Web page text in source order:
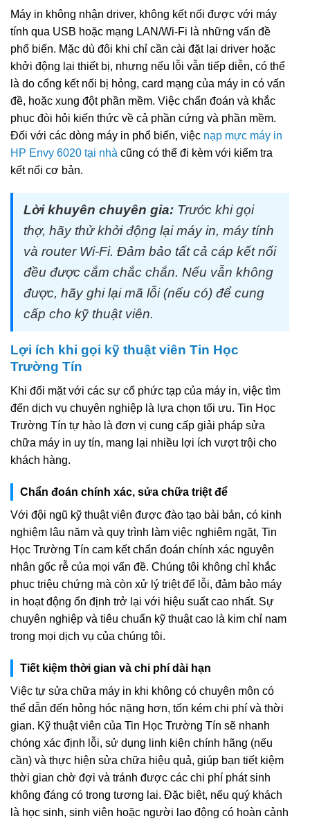
Máy in không nhận driver, không kết nối được với máy
tính qua USB hoặc mạng LAN/Wi-Fi là những vấn đề
phổ biến. Mặc dù đôi khi chỉ cần cài đặt lại driver hoặc
khởi động lại thiết bị, nhưng nếu lỗi vẫn tiếp diễn, có thể
là do cổng kết nối bị hỏng, card mạng của máy in có vấn
đề, hoặc xung đột phần mềm. Việc chẩn đoán và khắc
phục đòi hỏi kiến thức về cả phần cứng và phần mềm.
Đối với các dòng máy in phổ biến, việc nạp mực máy in
HP Envy 6020 tại nhà cũng có thể đi kèm với kiểm tra
kết nối cơ bản.
Lời khuyên chuyên gia: Trước khi gọi
thợ, hãy thử khởi động lại máy in, máy tính
và router Wi-Fi. Đảm bảo tất cả cáp kết nối
đều được cắm chắc chắn. Nếu vẫn không
được, hãy ghi lại mã lỗi (nếu có) để cung
cấp cho kỹ thuật viên.
Lợi ích khi gọi kỹ thuật viên Tin Học
Trường Tín
Khi đối mặt với các sự cố phức tạp của máy in, việc tìm
đến dịch vụ chuyên nghiệp là lựa chọn tối ưu. Tin Học
Trường Tín tự hào là đơn vị cung cấp giải pháp sửa
chữa máy in uy tín, mang lại nhiều lợi ích vượt trội cho
khách hàng.
Chẩn đoán chính xác, sửa chữa triệt để
Với đội ngũ kỹ thuật viên được đào tạo bài bản, có kinh
nghiệm lâu năm và quy trình làm việc nghiêm ngặt, Tin
Học Trường Tín cam kết chẩn đoán chính xác nguyên
nhân gốc rễ của mọi vấn đề. Chúng tôi không chỉ khắc
phục triệu chứng mà còn xử lý triệt để lỗi, đảm bảo máy
in hoạt động ổn định trở lại với hiệu suất cao nhất. Sự
chuyên nghiệp và tiêu chuẩn kỹ thuật cao là kim chỉ nam
trong mọi dịch vụ của chúng tôi.
Tiết kiệm thời gian và chi phí dài hạn
Việc tự sửa chữa máy in khi không có chuyên môn có
thể dẫn đến hỏng hóc nặng hơn, tốn kém chi phí và thời
gian. Kỹ thuật viên của Tin Học Trường Tín sẽ nhanh
chóng xác định lỗi, sử dụng linh kiện chính hãng (nếu
cần) và thực hiện sửa chữa hiệu quả, giúp bạn tiết kiệm
thời gian chờ đợi và tránh được các chi phí phát sinh
không đáng có trong tương lai. Đặc biệt, nếu quý khách
là học sinh, sinh viên hoặc người lao động có hoàn cảnh